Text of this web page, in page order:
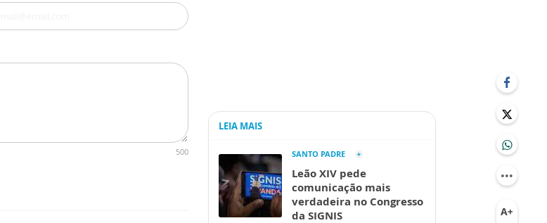
500
LEIA MAIS
SANTO PADRE
Leão XIV pede
comunicação mais
verdadeira no Congresso
da SIGNIS